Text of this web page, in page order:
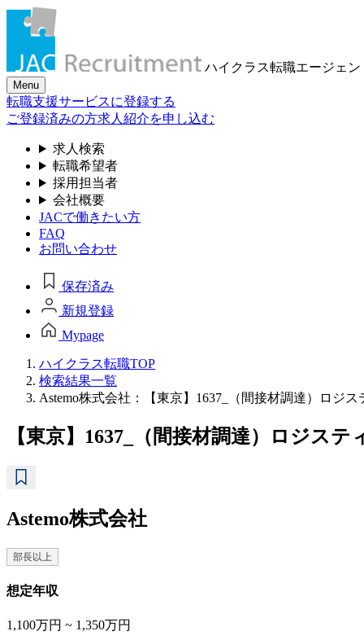
ハイクラス転職エージェン
Menu
転職支援サービスに登録する
ご登録済みの方求人紹介を申し込む
求人検索
転職希望者
採用担当者
会社概要
JACで働きたい方
FAQ
お問い合わせ
保存済み
新規登録
Mypage
ハイクラス転職TOP
検索結果一覧
Astemo株式会社：【東京】1637_（間接材調達）ロジ
【東京】1637_（間接材調達）ロジス
Astemo株式会社
部長以上
想定年収
1,100万円 ~ 1,350万円